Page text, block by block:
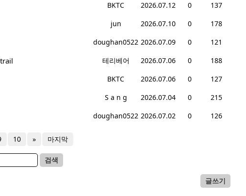
BKTC 2026.07.12 0
137
jun 2026.07.10 0
178
doughan0522 2026.07.09 0
121
테리베어 2026.07.06 0
188
BKTC 2026.07.06 0
127
S a n g 2026.07.04 0
215
doughan0522 2026.07.02 0 126
10 » 마지막
검색
글쓰기